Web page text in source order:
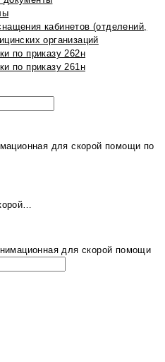
кабинетов (отделений,
организаций
по приказу 262н
по приказу 261н
для скорой помощи по
для скорой помощи